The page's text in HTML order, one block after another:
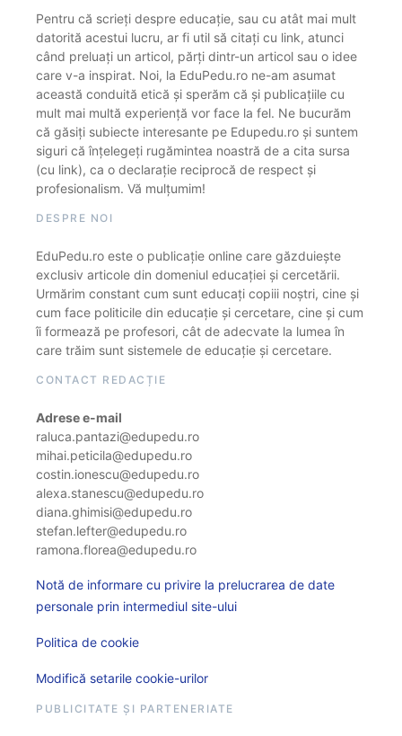
Pentru că scrieți despre educație, sau cu atât mai mult
datorită acestui lucru, ar fi util să citați cu link, atunci
când preluați un articol, părți dintr-un articol sau o idee
care v-a inspirat. Noi, la EduPedu.ro ne-am asumat
această conduită etică și sperăm că și publicațiile cu
mult mai multă experiență vor face la fel. Ne bucurăm
că găsiți subiecte interesante pe Edupedu.ro și suntem
siguri că înțelegeți rugămintea noastră de a cita sursa
(cu link), ca o declarație reciprocă de respect și
profesionalism. Vă mulțumim!
DESPRE NOI
EduPedu.ro este o publicație online care găzduiește
exclusiv articole din domeniul educației și cercetării.
Urmărim constant cum sunt educați copiii noștri, cine și
cum face politicile din educație și cercetare, cine și cum
îi formează pe profesori, cât de adecvate la lumea în
care trăim sunt sistemele de educație și cercetare.
CONTACT REDACȚIE
Adrese e-mail
raluca.pantazi@edupedu.ro
mihai.peticila@edupedu.ro
costin.ionescu@edupedu.ro
alexa.stanescu@edupedu.ro
diana.ghimisi@edupedu.ro
stefan.lefter@edupedu.ro
ramona.florea@edupedu.ro
Notă de informare cu privire la prelucrarea de date
personale prin intermediul site-ului
Politica de cookie
Modifică setarile cookie-urilor
PUBLICITATE ȘI PARTENERIATE